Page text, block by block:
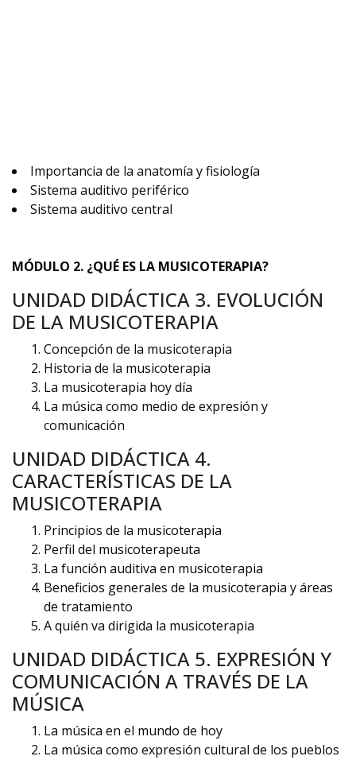
Importancia de la anatomía y fisiología
Sistema auditivo periférico
Sistema auditivo central
MÓDULO 2. ¿QUÉ ES LA MUSICOTERAPIA?
UNIDAD DIDÁCTICA 3. EVOLUCIÓN
DE LA MUSICOTERAPIA
Concepción de la musicoterapia
Historia de la musicoterapia
La musicoterapia hoy día
La música como medio de expresión y
comunicación
UNIDAD DIDÁCTICA 4.
CARACTERÍSTICAS DE LA
MUSICOTERAPIA
Principios de la musicoterapia
Perfil del musicoterapeuta
La función auditiva en musicoterapia
Beneficios generales de la musicoterapia y áreas
de tratamiento
A quién va dirigida la musicoterapia
UNIDAD DIDÁCTICA 5. EXPRESIÓN Y
COMUNICACIÓN A TRAVÉS DE LA
MÚSICA
La música en el mundo de hoy
La música como expresión cultural de los pueblos